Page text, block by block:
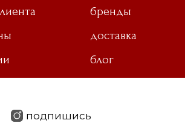
бренды
доставка
блог
подпишись